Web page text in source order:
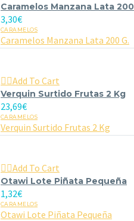
Caramelos Manzana Lata
3,30€
CARAMELOS
Caramelos Manzana Lata 200 G.
Add To Cart
Verquin Surtido Frutas 2 Kg
23,69€
CARAMELOS
Verquin Surtido Frutas 2 Kg
Add To Cart
Otawi Lote Piñata Pequeña
1,32€
CARAMELOS
Otawi Lote Piñata Pequeña